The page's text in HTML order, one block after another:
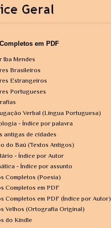
em PDF
Iba Mendes
Brasileiros
Estrangeiros
Portugueses
Verbal (Língua Portuguesa)
- Índice por palavra
antigas de cidades
do Baú (Textos Antigos)
- Índice por Autor
- Índice por assunto
Completos (Poesia)
Completos em PDF
Completos em PDF (Índice por Autor)
Velhos (Ortografia Original)
do Kindle